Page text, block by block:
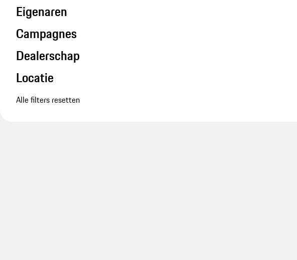
Eigenaren
Campagnes
Dealerschap
Locatie
Alle filters resetten